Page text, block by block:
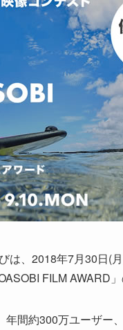
、2018年7月30日(
FILM AWARD」
間約300万ユーザー